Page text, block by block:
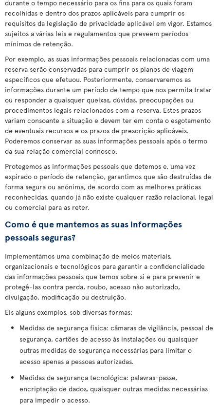
durante o tempo necessário para os fins para os quais foram
recolhidas e dentro dos prazos aplicáveis para cumprir os
requisitos da legislação de privacidade aplicável em vigor. Estamos
sujeitos a várias leis e regulamentos que preveem períodos
mínimos de retenção.
Por exemplo, as suas informações pessoais relacionadas com uma
reserva serão conservadas para cumprir os planos de viagem
específicos que efetuou. Posteriormente, conservaremos as
informações durante um período de tempo que nos permita tratar
ou responder a quaisquer queixas, dúvidas, preocupações ou
procedimentos legais relacionados com a reserva. Estes prazos
variam consoante a situação e devem ter em conta o esgotamento
de eventuais recursos e os prazos de prescrição aplicáveis.
Poderemos conservar as suas informações pessoais após o termo
da sua relação comercial connosco.
Protegemos as informações pessoais que detemos e, uma vez
expirado o período de retenção, garantimos que são destruídas de
forma segura ou anónima, de acordo com as melhores práticas
reconhecidas, quando já não existe qualquer razão relacional, legal
ou comercial para as reter.
Como é que mantemos as suas informações
pessoais seguras?
Implementámos uma combinação de meios materiais,
organizacionais e tecnológicos para garantir a confidencialidade
das informações pessoais que temos sobre si e para prevenir e
protegê-las contra perda, roubo, acesso não autorizado,
divulgação, modificação ou destruição.
Eis alguns exemplos, sob diversas formas:
Medidas de segurança física: câmaras de vigilância, pessoal de
segurança, cartões de acesso às instalações ou quaisquer
outras medidas de segurança necessárias para limitar o
acesso apenas a pessoas autorizadas.
Medidas de segurança tecnológica: palavras-passe,
encriptação de dados, quaisquer outras medidas necessárias
para impedir o acesso.